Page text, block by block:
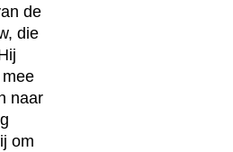
de
die
naar
om